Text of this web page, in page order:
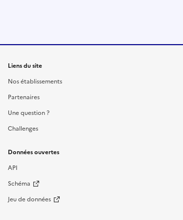
Liens du site
Nos établissements
Partenaires
Une question ?
Challenges
Données ouvertes
API
Schéma
Jeu de données